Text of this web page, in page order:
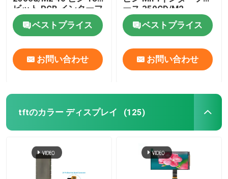
ビット RGB インターフ
ェイス
ベストプライス
お問い合わせ
ース 350CD/M2
ベストプライス
お問い合わせ
tftのカラー ディスプレイ (125)